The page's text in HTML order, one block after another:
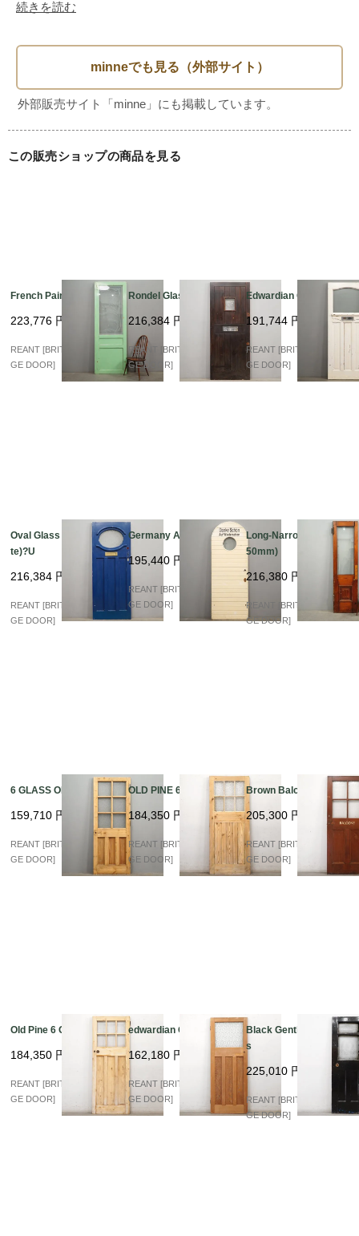
--------------------
【現状】
戸当り　：無
取手（ドアノブ・レバーハンドル）などの取付やドアの吊り
加工につきまして、お気軽にご相談ください。
※アンティークドアの為、表面に傷など年月の経過した歴史
続きを読む
この販売ショップの商品を見る
French Painting Glass
223,776 円
REANT [BRITISH VINTA
GE DOOR]
Rondel Glass Flont?U
216,384 円
REANT [BRITISH VINTA
GE DOOR]
Edwardian Glass?U
191,744 円
REANT [BRITISH VINTA
GE DOOR]
Oval Glass (Blue&Whi
te)?U
216,384 円
REANT [BRITISH VINTA
GE DOOR]
Germany Arch Glass
195,440 円
REANT [BRITISH VINTA
GE DOOR]
Long-Narrow (580×21
50mm)
216,380 円
REANT [BRITISH VINTA
GE DOOR]
6 GLASS OLD PINE
159,710 円
REANT [BRITISH VINTA
GE DOOR]
OLD PINE 6 GLASS
184,350 円
REANT [BRITISH VINTA
GE DOOR]
Brown Balcony Glass
205,300 円
REANT [BRITISH VINTA
GE DOOR]
Old Pine 6 Glass
184,350 円
REANT [BRITISH VINTA
GE DOOR]
edwardian Old Pine
162,180 円
REANT [BRITISH VINTA
GE DOOR]
Black Gentleman Glas
s
225,010 円
REANT [BRITISH VINTA
GE DOOR]